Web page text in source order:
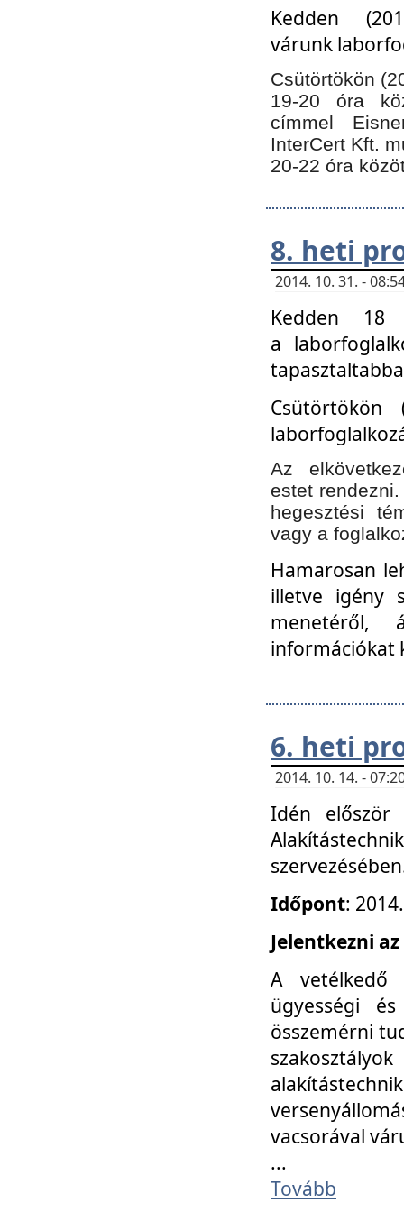
Kedden
várunk
Csütörtökön
19-20 óra
címmel
InterCert Kft.
20-22 óra
8. heti
2014. 10. 31. -
Kedden 18
a
Az
estet
hegesztési
vagy a
Hamarosan
illetve igény
menetéről,
információkat
6. heti
2014. 10. 14. -
Idén
Időpont:
Jelentkezni az
A vetélkedő
ügyességi
összemérni
vacsorával
...
Tovább